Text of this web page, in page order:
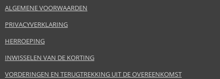
ALGEMENE VOORWAARDEN
PRIVACYVERKLARING
HERROEPING
INWISSELEN VAN DE KORTING
VORDERINGEN EN TERUGTREKKING UIT DE OVEREENKOMST